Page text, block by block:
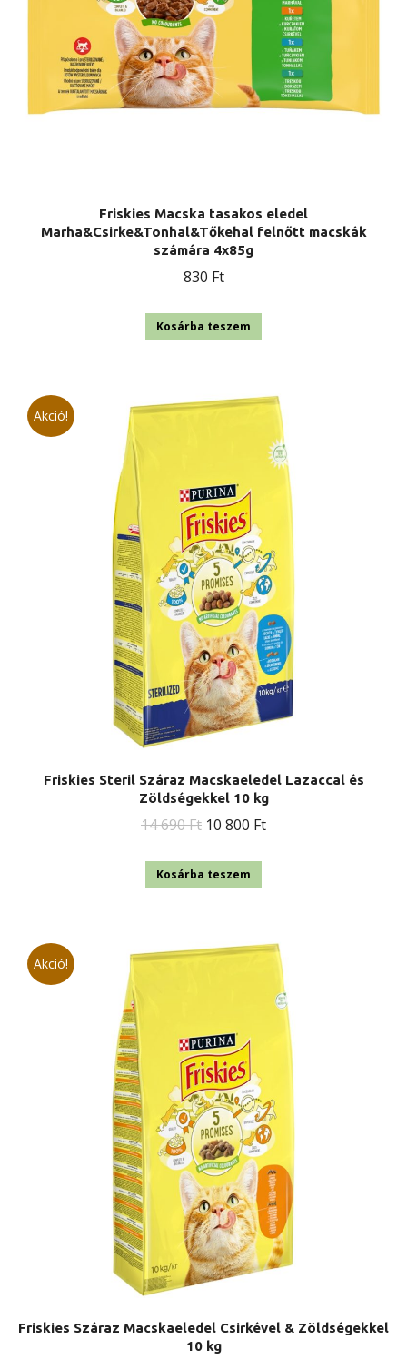
Friskies Macska tasakos eledel
Marha&Csirke&Tonhal&Tőkehal felnőtt macskák
számára 4x85g
830 Ft
Kosárba teszem
Akció!
Friskies Steril Száraz Macskaeledel Lazaccal és
Zöldségekkel 10 kg
14 690Ft Original
was:
10 800 FtCurrent
Kosárba teszem
Akció!
Friskies Száraz Macskaeledel Csirkével & Zöldségekkel
10 kg